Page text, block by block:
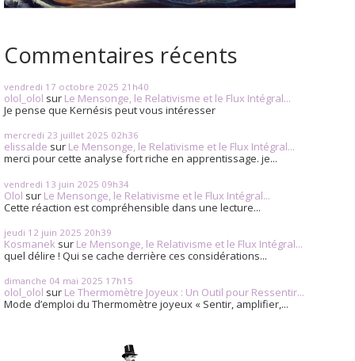
Commentaires récents
vendredi 17 octobre 2025 21h40
olol_olol sur Le Mensonge, le Relativisme et le Flux Intégral...
Je pense que Kernésis peut vous intéresser
mercredi 23 juillet 2025 02h36
elissalde sur Le Mensonge, le Relativisme et le Flux Intégral...
merci pour cette analyse fort riche en apprentissage. je...
vendredi 13 juin 2025 09h34
Olol sur Le Mensonge, le Relativisme et le Flux Intégral...
Cette réaction est compréhensible dans une lecture...
jeudi 12 juin 2025 20h39
Kosmanek sur Le Mensonge, le Relativisme et le Flux Intégral...
quel délire ! Qui se cache derrière ces considérations...
dimanche 04 mai 2025 17h15
olol_olol sur Le Thermomètre Joyeux : Un Outil pour Ressentir...
Mode d’emploi du Thermomètre joyeux « Sentir, amplifier,...